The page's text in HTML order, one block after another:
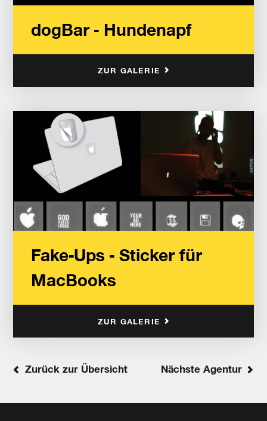
dogBar - Hundenapf
ZUR GALERIE
Fake-Ups - Sticker für
MacBooks
ZUR GALERIE
Zurück zur Übersicht Nächste Agentur